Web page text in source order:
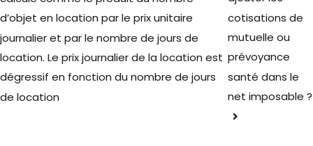
d’objet en location par le prix unitaire
journalier et par le nombre de jours de
location. Le prix journalier de la location est
dégressif en fonction du nombre de jours
de location
cotisations de
mutuelle ou
prévoyance
santé dans le
net imposable ?